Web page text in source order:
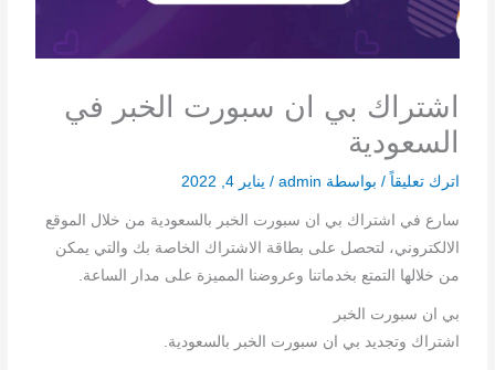
اشتراك بي ان سبورت الخبر في
السعودية
اترك تعليقاً / بواسطة admin
/ يناير 4, 2022
سارع في اشتراك بي ان سبورت الخبر بالسعودية من خلال الموقع
الالكتروني، لتحصل على بطاقة الاشتراك الخاصة بك والتي يمكن
من خلالها التمتع بخدماتنا وعروضنا المميزة على مدار الساعة.
بي ان سبورت الخبر
اشتراك وتجديد بي ان سبورت الخبر بالسعودية.